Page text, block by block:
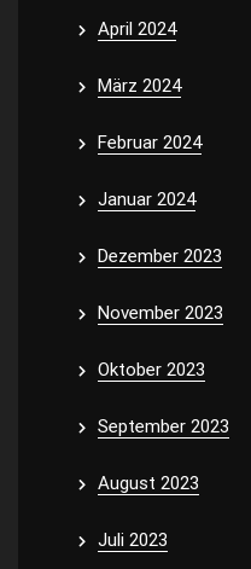
April 2024
März 2024
Februar 2024
Januar 2024
Dezember 2023
November 2023
Oktober 2023
September 2023
August 2023
Juli 2023